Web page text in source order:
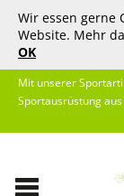
Wir essen gerne
Website. Mehr
OK
Mit unserer
Sportausrüstung